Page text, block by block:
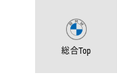
総合Top